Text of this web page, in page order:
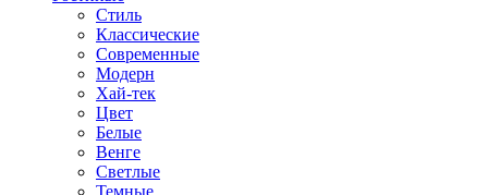
Стиль
Классические
Современные
Модерн
Хай-тек
Цвет
Белые
Венге
Светлые
Темные